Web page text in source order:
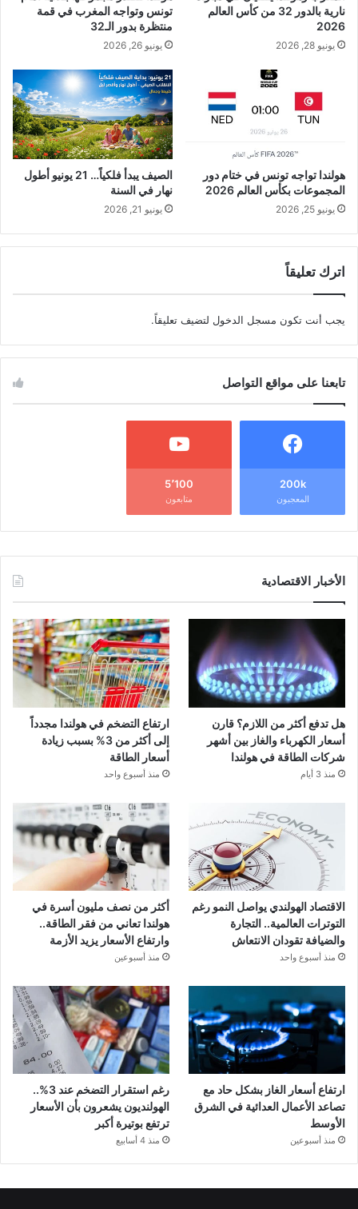
نارية بالدور 32 من كأس العالم
2026
يونيو 28, 2026
تونس وتواجه المغرب في قمة
منتظرة بدور الـ32
يونيو 26, 2026
هولندا تواجه تونس في ختام دور
المجموعات بكأس العالم 2026
يونيو 25, 2026
الصيف يبدأ فلكياً… 21 يونيو أطول
نهار في السنة
يونيو 21, 2026
اترك تعليقاً
يجب أنت تكون مسجل الدخول لتضيف تعليقاً.
تابعنا على مواقع التواصل
200k
المعجبون
5٬100
متابعون
الأخبار الاقتصادية
هل تدفع أكثر من اللازم؟ قارن
أسعار الكهرباء والغاز بين أشهر
شركات الطاقة في هولندا
منذ 3 أيام
ارتفاع التضخم في هولندا مجدداً
إلى أكثر من 3% بسبب زيادة
أسعار الطاقة
منذ أسبوع واحد
الاقتصاد الهولندي يواصل النمو رغم
التوترات العالمية.. التجارة
والضيافة تقودان الانتعاش
منذ أسبوع واحد
أكثر من نصف مليون أسرة في
هولندا تعاني من فقر الطاقة..
وارتفاع الأسعار يزيد الأزمة
منذ أسبوعين
ارتفاع أسعار الغاز بشكل حاد مع
تصاعد الأعمال العدائية في الشرق
الأوسط
منذ أسبوعين
رغم استقرار التضخم عند 3%..
الهولنديون يشعرون بأن الأسعار
ترتفع بوتيرة أكبر
منذ 4 أسابيع